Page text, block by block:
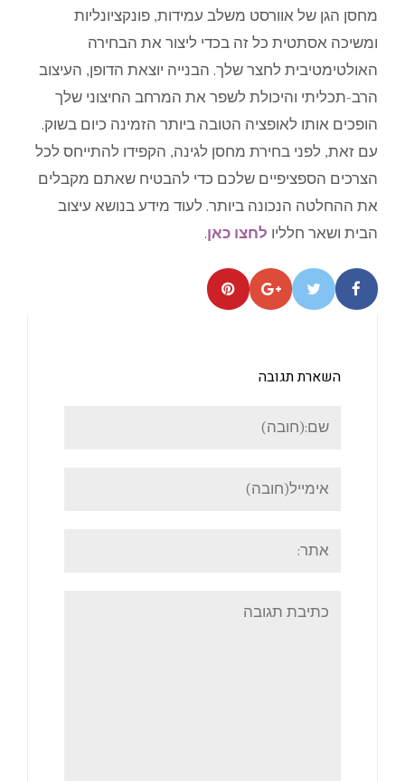
מחסן הגן של אוורסט משלב עמידות, פונקציונליות
ומשיכה אסתטית כל זה בכדי ליצור את הבחירה
האולטימטיבית לחצר שלך. הבנייה יוצאת הדופן, העיצוב
הרב-תכליתי והיכולת לשפר את המרחב החיצוני שלך
הופכים אותו לאופציה הטובה ביותר הזמינה כיום בשוק.
עם זאת, לפני בחירת מחסן לגינה, הקפידו להתייחס לכל
הצרכים הספציפיים שלכם כדי להבטיח שאתם מקבלים
את ההחלטה הנכונה ביותר. לעוד מידע בנושא עיצוב
הבית ושאר חלליו לחצו כאן.
השארת תגובה